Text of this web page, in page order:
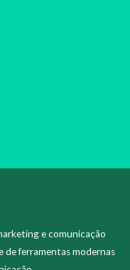
e comunicação
de ferramentas modernas
ES